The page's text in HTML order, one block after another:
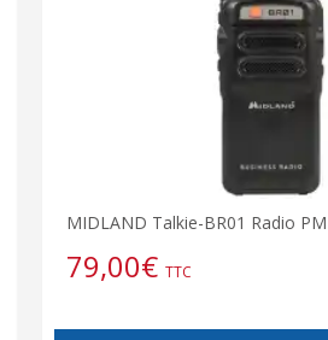
MIDLAND Talkie-BR01 Radio
79,00€ TTC